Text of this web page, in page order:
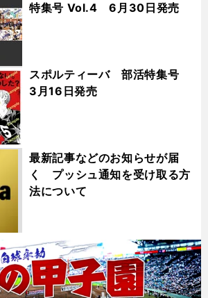
特集号 Vol.4 6月30日発売
スポルティーバ 部活特集号
3月16日発売
最新記事などのお知らせが届
く プッシュ通知を受け取る方
法について